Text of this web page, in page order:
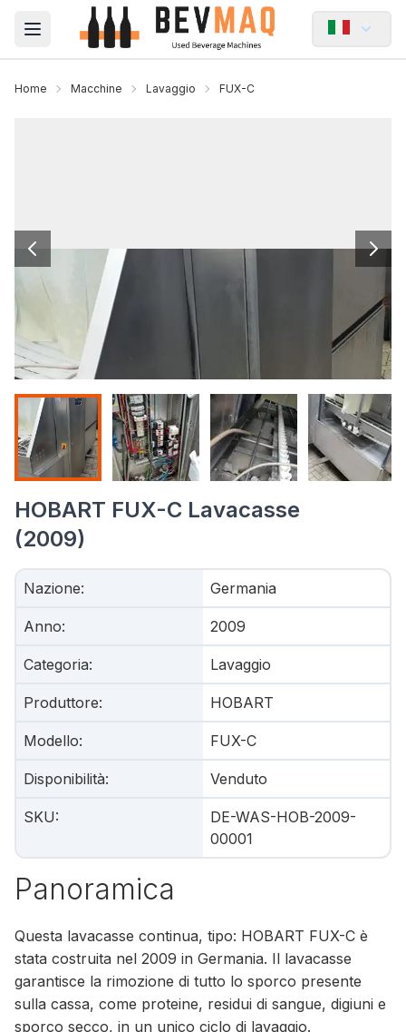
Open main menu
Home Macchine Lavaggio FUX-C
HOBART FUX-C Lavacasse
(2009)
Nazione: Germania
Anno: 2009
Categoria: Lavaggio
Produttore: HOBART
Modello: FUX-C
Disponibilità: Venduto
SKU:
DE-WAS-HOB-2009-
00001
Panoramica
Questa lavacasse continua, tipo: HOBART FUX-C è
stata costruita nel 2009 in Germania. Il lavacasse
garantisce la rimozione di tutto lo sporco presente
sulla cassa, come proteine, residui di sangue, digiuni e
sporco secco, in un unico ciclo di lavaggio.